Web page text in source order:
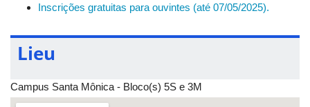
Para mais informações, acompanhe as atualizações da Abrace
enriquecedor para o debate e o fortalecimento das pesquisas na
área das Artes Cênicas no Brasil.
Inscrições gratuitas para ouvintes (até 07/05/2025).
Lieu
Campus Santa Mônica - Bloco(s) 5S e 3M